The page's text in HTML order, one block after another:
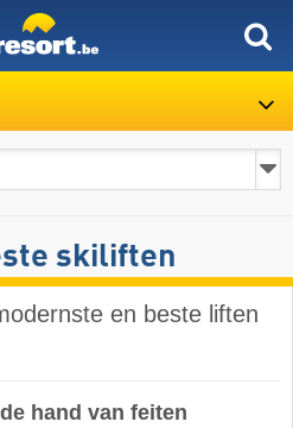
skiliften
en beste liften
hand van feiten